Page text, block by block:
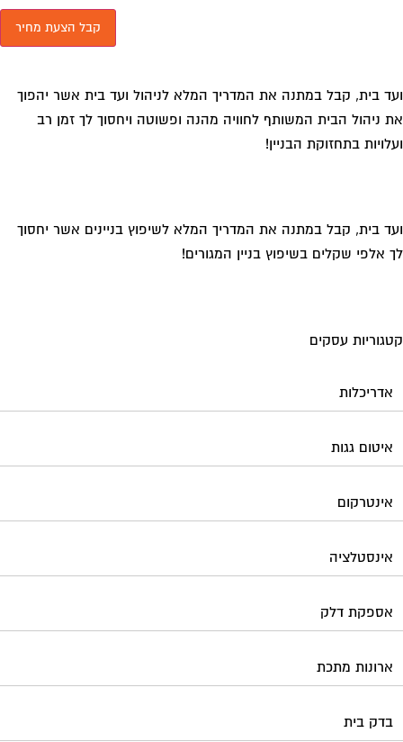
בית, קבל במתנה את המדריך המלא לניהול ועד בית אשר יהפוך
ניהול הבית המשותף לחוויה מהנה ופשוטה ויחסוך לך זמן רב
בתחזוקת הבניין!
בית, קבל במתנה את המדריך המלא לשיפוץ בניינים אשר יחסוך
אלפי שקלים בשיפוץ בניין המגורים!
עסקים
אדריכלות
איטום גגות
אינטרקום
אינסטלציה
אספקת דלק
ארונות מתכת
בדק בית